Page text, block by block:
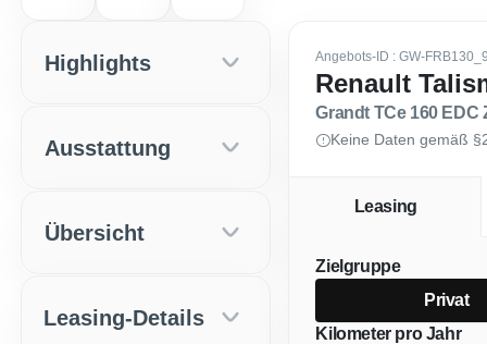
Angebots-ID : GW-
Renault
Grandt TCe 160 EDC
Keine Daten gemäß
Leasing
Zielgruppe
Privat
Kilometer pro Jahr
Highlights
Ausstattung
Übersicht
Leasing-Details